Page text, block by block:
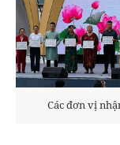
Các đơn vị